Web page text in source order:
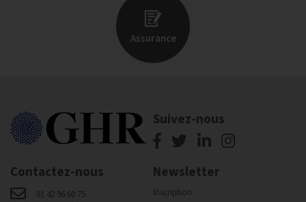
Assurance
Suivez-nous
Contactez-nous
01 42 96 60 75
Newsletter
Inscription